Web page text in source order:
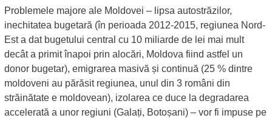
Problemele majore ale Moldovei – lipsa autostrăzilor,
inechitatea bugetară (în perioada 2012-2015, regiunea Nord-
Est a dat bugetului central cu 10 miliarde de lei mai mult
decât a primit înapoi prin alocări, Moldova fiind astfel un
donor bugetar), emigrarea masivă și continuă (25 % dintre
moldoveni au părăsit regiunea, unul din 3 români din
străinătate e moldovean), izolarea ce duce la degradarea
accelerată a unor regiuni (Galați, Botoșani) – vor fi impuse pe